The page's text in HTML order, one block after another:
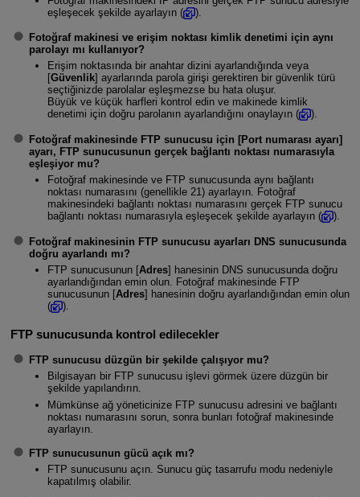
eşleşecek şekilde ayarlayın (
).
Fotoğraf makinesi ve erişim noktası kimlik denetimi için aynı
parolayı mı kullanıyor?
Erişim noktasında bir anahtar dizini ayarlandığında veya
[Güvenlik] ayarlarında parola girişi gerektiren bir güvenlik türü
seçtiğinizde parolalar eşleşmezse bu hata oluşur.
Büyük ve küçük harfleri kontrol edin ve makinede kimlik
denetimi için doğru parolanın ayarlandığını onaylayın (
).
Fotoğraf makinesinde FTP sunucusu için [Port numarası ayarı]
ayarı, FTP sunucusunun gerçek bağlantı noktası numarasıyla
eşleşiyor mu?
Fotoğraf makinesinde ve FTP sunucusunda aynı bağlantı
noktası numarasını (genellikle 21) ayarlayın. Fotoğraf
makinesindeki bağlantı noktası numarasını gerçek FTP sunucu
bağlantı noktası numarasıyla eşleşecek şekilde ayarlayın (
).
Fotoğraf makinesinin FTP sunucusu ayarları DNS sunucusunda
doğru ayarlandı mı?
FTP sunucusunun [Adres] hanesinin DNS sunucusunda doğru
ayarlandığından emin olun. Fotoğraf makinesinde FTP
sunucusunun [Adres] hanesinin doğru ayarlandığından emin olun
(
).
FTP sunucusunda kontrol edilecekler
FTP sunucusu düzgün bir şekilde çalışıyor mu?
Bilgisayarı bir FTP sunucusu işlevi görmek üzere düzgün bir
şekilde yapılandırın.
Mümkünse ağ yöneticinize FTP sunucusu adresini ve bağlantı
noktası numarasını sorun, sonra bunları fotoğraf makinesinde
ayarlayın.
FTP sunucusunun gücü açık mı?
FTP sunucusunu açın. Sunucu güç tasarrufu modu nedeniyle
kapatılmış olabilir.